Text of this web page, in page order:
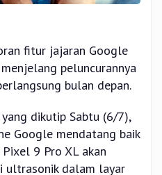
fitur jajaran Google
peluncurannya
bulan depan.
dikutip Sabtu (6/7),
Google mendatang baik
9 Pro XL akan
ultrasonik dalam layar